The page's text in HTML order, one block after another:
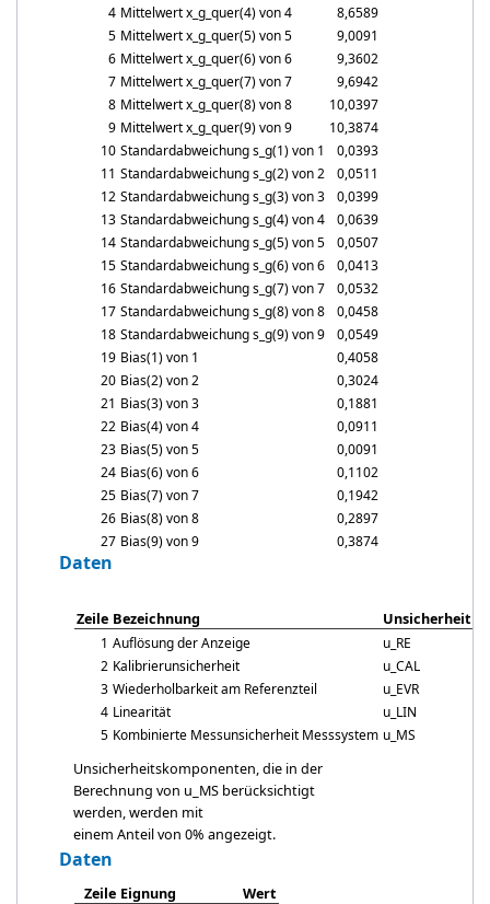
4 Mittelwertx_g_quer(4) von 4
8,6589
5 Mittelwertx_g_quer(5) von 5
9,0091
6 Mittelwertx_g_quer(6) von 6
9,3602
7 Mittelwertx_g_quer(7) von 7
9,6942
8 Mittelwertx_g_quer(8) von 8
10,0397
9 Mittelwertx_g_quer(9) von 9
10,3874
10 Standardabweichungs_g(1) von 1
0,0393
11 Standardabweichungs_g(2) von 2
0,0511
12 Standardabweichungs_g(3) von 3
0,0399
13 Standardabweichungs_g(4) von 4
0,0639
14 Standardabweichungs_g(5) von 5
0,0507
15 Standardabweichungs_g(6) von 6
0,0413
16 Standardabweichungs_g(7) von 7
0,0532
17 Standardabweichungs_g(8) von 8
0,0458
18 Standardabweichungs_g(9) von 9
0,0549
19 Bias(1) von 1
0,4058
20 Bias(2) von 2
0,3024
21 Bias(3) von 3
0,1881
22 Bias(4) von 4
0,0911
23 Bias(5) von 5
0,0091
24 Bias(6) von 6
0,1102
25 Bias(7) von 7
0,1942
26 Bias(8) von 8
0,2897
27 Bias(9) von 9 0,3874
Daten
Zeile Bezeichnung Unsicherheit
1 Auflösung der Anzeige u_RE
2 Kalibrierunsicherheit u_CAL
3 Wiederholbarkeit am Referenzteil u_EVR
4 Linearität u_LIN
5 Kombinierte Messunsicherheit Messsystem u_MS
Unsicherheitskomponenten, die in der
Berechnung von u_MS berücksichtigt
werden, werden mit
einem Anteil von 0% angezeigt.
Daten
Zeile Eignung Wert